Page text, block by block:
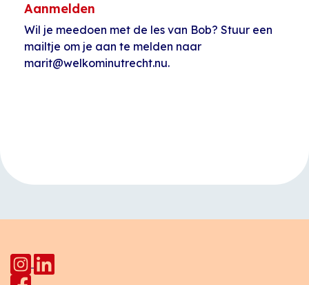
Aanmelden
Wil je meedoen met de les van Bob? Stuur een
mailtje om je aan te melden naar
marit@welkominutrecht.nu.